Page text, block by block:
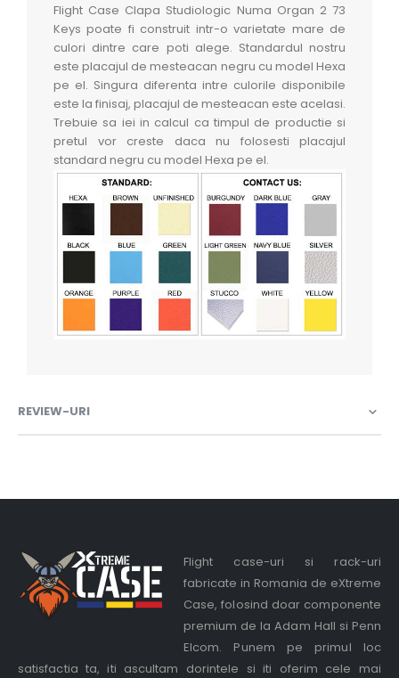
Flight Case Clapa Studiologic Numa Organ 2 73
Keys poate fi construit intr-o varietate mare de
culori dintre care poti alege. Standardul nostru
este placajul de mesteacan negru cu model Hexa
pe el. Singura diferenta intre culorile disponibile
este la finisaj, placajul de mesteacan este acelasi.
Trebuie sa iei in calcul ca timpul de productie si
pretul vor creste daca nu folosesti placajul
standard negru cu model Hexa pe el.
REVIEW-URI
Flight case-uri si rack-uri
fabricate in Romania de eXtreme
Case, folosind doar componente
premium de la Adam Hall si Penn
Elcom. Punem pe primul loc
satisfactia ta, iti ascultam dorintele si iti oferim cele mai